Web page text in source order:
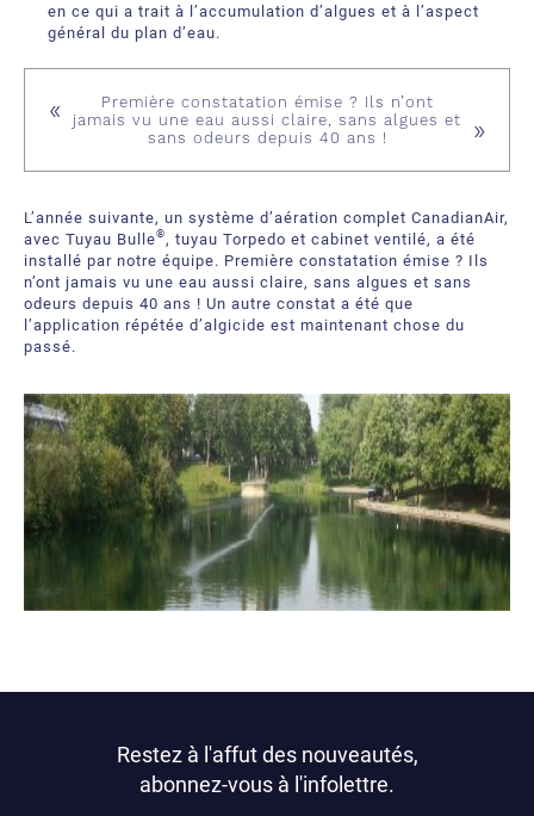
en ce qui a trait à l’accumulation d’algues et à l’aspect
général du plan d’eau.
Première constatation émise ? Ils n’ont
jamais vu une eau aussi claire, sans algues et
sans odeurs depuis 40 ans !
L’année suivante, un système d’aération complet CanadianAir,
avec Tuyau Bulle®, tuyau Torpedo et cabinet ventilé, a été
installé par notre équipe. Première constatation émise ? Ils
n’ont jamais vu une eau aussi claire, sans algues et sans
odeurs depuis 40 ans ! Un autre constat a été que
l’application répétée d’algicide est maintenant chose du
passé.
Restez à l'affut des nouveautés,
abonnez-vous à l'infolettre.